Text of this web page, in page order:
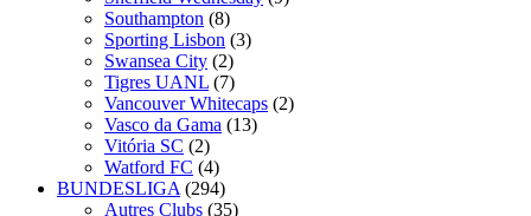
Southampton (8)
Sporting Lisbon (3)
Swansea City (2)
Tigres UANL (7)
Vancouver Whitecaps (2)
Vasco da Gama (13)
Vitória SC (2)
Watford FC (4)
BUNDESLIGA (294)
Autres Clubs (35)